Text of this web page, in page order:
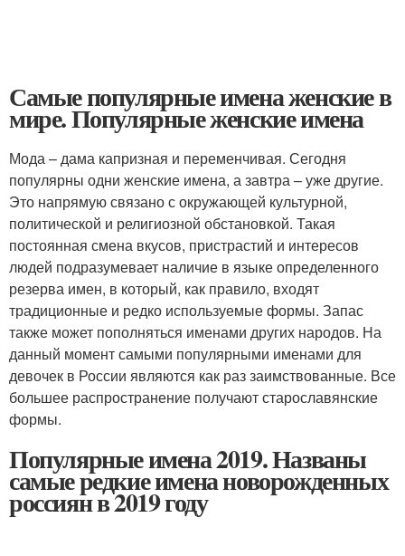
Самые популярные имена женские в
мире. Популярные женские имена
Мода – дама капризная и переменчивая. Сегодня
популярны одни женские имена, а завтра – уже другие.
Это напрямую связано с окружающей культурной,
политической и религиозной обстановкой. Такая
постоянная смена вкусов, пристрастий и интересов
людей подразумевает наличие в языке определенного
резерва имен, в который, как правило, входят
традиционные и редко используемые формы. Запас
также может пополняться именами других народов. На
данный момент самыми популярными именами для
девочек в России являются как раз заимствованные. Все
большее распространение получают старославянские
формы.
Популярные имена 2019. Названы
самые редкие имена новорожденных
россиян в 2019 году